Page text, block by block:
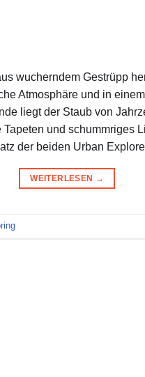
wucherndem Gestrüpp
Atmosphäre und in
liegt der Staub von
und schummriges
der beiden Urban
WEITERLESEN →